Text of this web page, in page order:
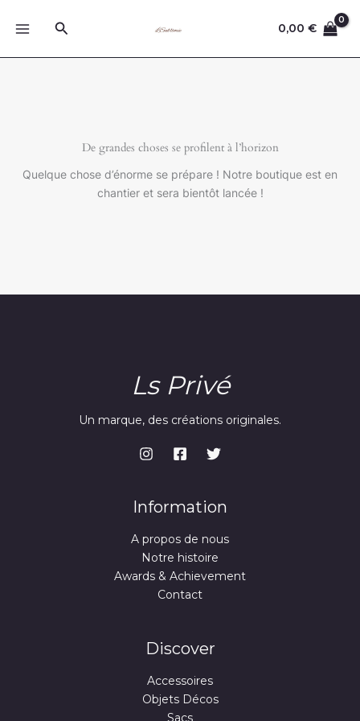
Rechercher 0,00€
De grandes choses se profilent à l’horizon
Quelque chose d’énorme se prépare ! Notre boutique est en
chantier et sera bientôt lancée !
Ls Privé
Un marque, des créations originales.
Information
A propos de nous
Notre histoire
Awards & Achievement
Contact
Discover
Accessoires
Objets Décos
Sacs